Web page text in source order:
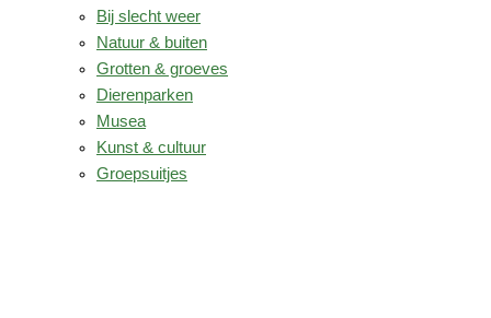
Bij slecht weer
Natuur & buiten
Grotten & groeves
Dierenparken
Musea
Kunst & cultuur
Groepsuitjes